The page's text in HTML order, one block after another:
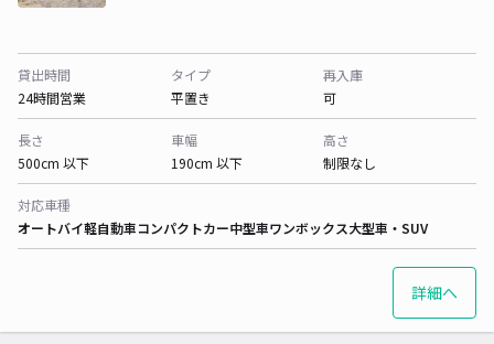
貸出時間
24時間営業
タイプ
平置き
再入庫
可
長さ
500cm 以下
車幅
190cm 以下
高さ
制限なし
対応車種
オートバイ軽自動車コンパクトカー中型車ワンボックス大型車・SUV
詳細へ